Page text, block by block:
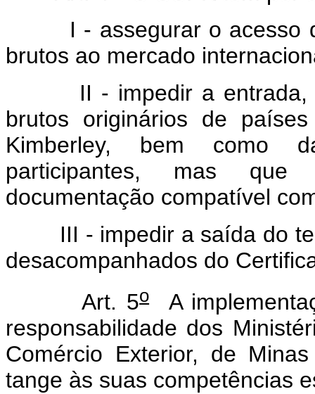
I - assegurar o acesso da
brutos ao mercado
II - impedir a entrada,
brutos originários de
Kimberley, bem como
participantes, mas que
documentação compatível
III - impedir a saída do
desacompanhados do
Art. 5oA
responsabilidade dos
Comércio Exterior, de
tange às suas competências